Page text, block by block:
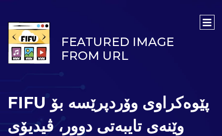
FEATURED IMAGE
FROM URL
FIFU پێوەکراوی وۆردپرێسە بۆ
وێنەی تایبەتی دوور، ڤیدیۆی